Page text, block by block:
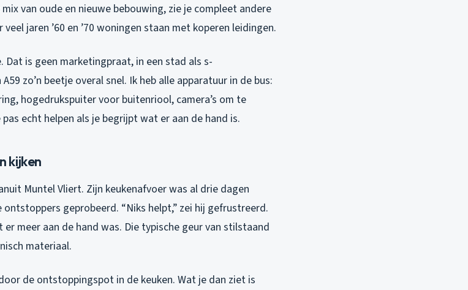
van oude en nieuwe bebouwing, zie je compleet andere
jaren ’60 en ’70 woningen staan met koperen leidingen.
Dat is geen marketingpraat, in een stad als s-
zo’n beetje overal snel. Ik heb alle apparatuur in de bus:
hogedrukspuiter voor buitenriool, camera’s om te
echt helpen als je begrijpt wat er aan de hand is.
kijken
Muntel Vliert. Zijn keukenafvoer was al drie dagen
geprobeerd. “Niks helpt,” zei hij gefrustreerd.
meer aan de hand was. Die typische geur van stilstaand
materiaal.
de ontstoppingspot in de keuken. Wat je dan ziet is